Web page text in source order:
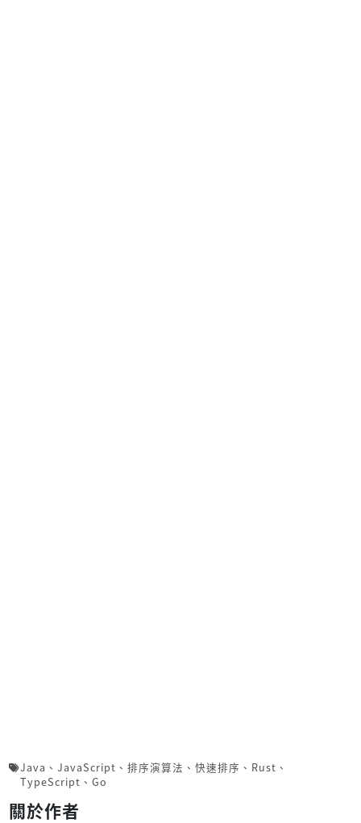
Java 、 JavaScript 、 排序演算法 、 快速排序 、 Rust 、
TypeScript 、 Go
關於作者